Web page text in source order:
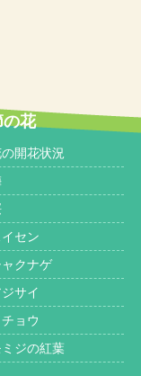
の花
開花状況
イセン
ャクナゲ
サイ
ョウ
ミジの紅葉